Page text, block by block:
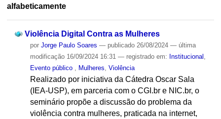
alfabeticamente
Violência Digital Contra as Mulheres
por Jorge Paulo Soares — publicado26/08/2024 — última
modificação16/09/2024 16:31 — registrado em: Institucional
Evento público
Mulheres Violência
Realizado por iniciativa da Cátedra Oscar Sala
(IEA-USP), em parceria com o CGI.br e NIC.br, o
seminário propõe a discussão do problema da
violência contra mulheres, praticada na internet,